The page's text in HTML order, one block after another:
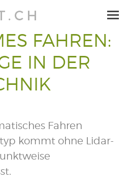
FAHREN:
IN DER
Fahren
kommt ohne Lidar-